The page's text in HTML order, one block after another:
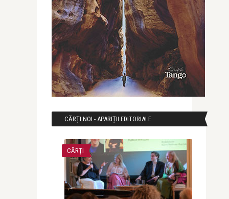
CĂRȚI NOI - APARIȚII EDITORIALE
CĂRȚI